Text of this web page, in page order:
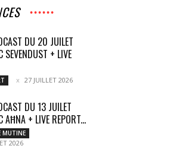
DU 20 JUILET
SEVENDUST + LIVE
27 JUILLET 2026
DU 13 JUILET
AĦNA + LIVE REPORT...
MUTINE
2026